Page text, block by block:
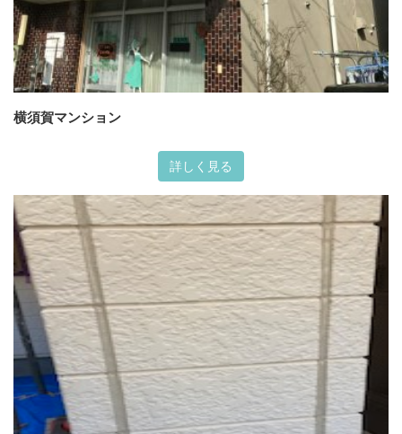
横須賀マンション
詳しく見る